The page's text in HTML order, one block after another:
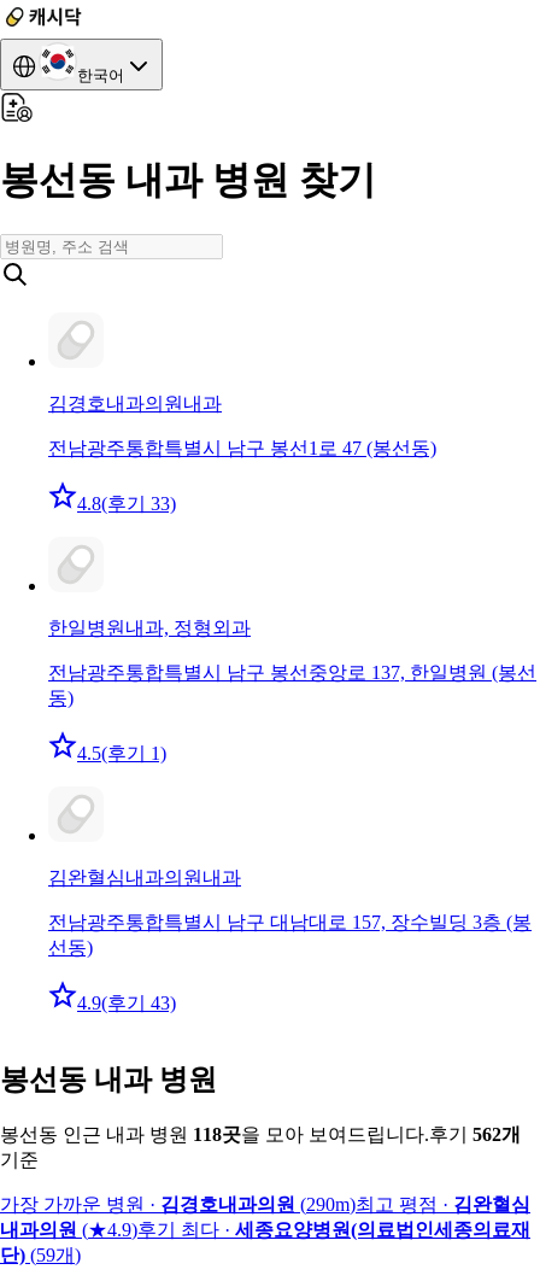
한국어
봉선동 내과 병원 찾기
김경호내과의원 내과
전남광주통합특별시 남구 봉선1로 47 (봉선동)
4.8(후기 33)
한일병원 내과, 정형외과
전남광주통합특별시 남구 봉선중앙로 137, 한일병원 (봉선
동)
4.5(후기 1)
김완혈심내과의원 내과
전남광주통합특별시 남구 대남대로 157, 장수빌딩 3층 (봉
선동)
4.9(후기 43)
봉선동 내과 병원
봉선동 인근 내과 병원 118곳을 모아 보여드립니다.후기 562개
기준
가장 가까운 병원 · 김경호내과의원 (290m)최고 평점 · 김완혈심
내과의원 (★4.9)후기 최다 · 세종요양병원(의료법인세종의료재
단) (59개)